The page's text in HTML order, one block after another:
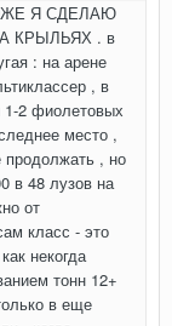
Я СДЕЛАЮ
КРЫЛЬЯХ . в
: на арене
, в
1-2 фиолетовых
место ,
, но
в 48 лузов на
от
класс - это
некогда
тонн 12+
в еще